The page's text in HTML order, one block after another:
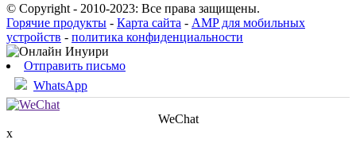
© Copyright - 2010-2023: Все права защищены.
Горячие продукты - Карта сайта - AMP для мобильных
устройств - политика конфиденциальности
Отправить письмо
WhatsApp
WeChat
x